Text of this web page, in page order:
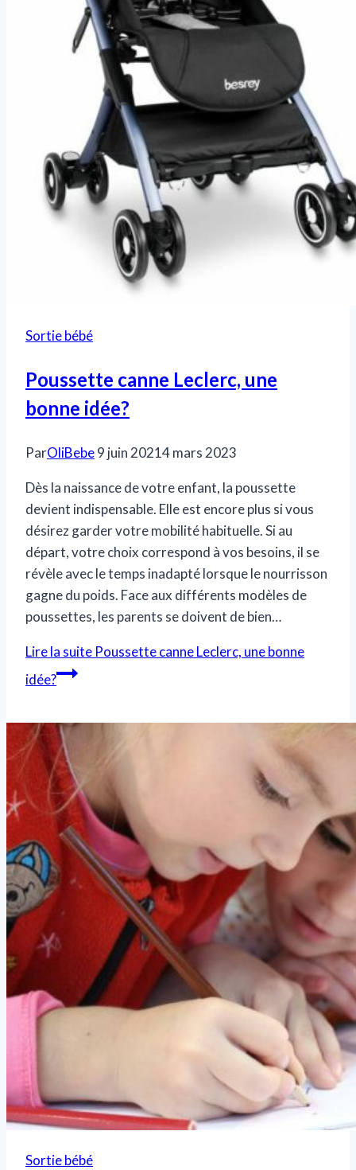
Sortie bébé
Poussette canne Leclerc, une
bonne idée?
ParOliBebe9 juin 20214 mars 2023
Dès la naissance de votre enfant, la poussette
devient indispensable. Elle est encore plus si vous
désirez garder votre mobilité habituelle. Si au
départ, votre choix correspond à vos besoins, il se
révèle avec le temps inadapté lorsque le nourrisson
gagne du poids. Face aux différents modèles de
poussettes, les parents se doivent de bien…
Lire la suite Poussette canne Leclerc, une bonne
idée?
Sortie bébé